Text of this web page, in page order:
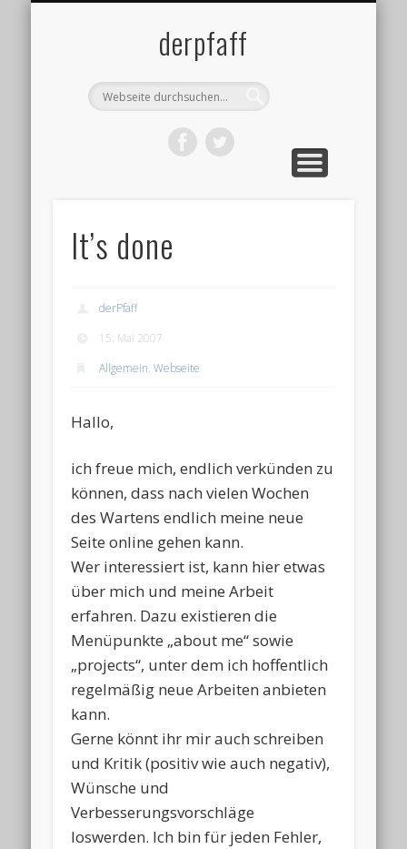
derpfaff
It’s done
derPfaff
15. Mai 2007
Allgemein,Webseite
Hallo,
ich freue mich, endlich verkünden zu
können, dass nach vielen Wochen
des Wartens endlich meine neue
Seite online gehen kann.
Wer interessiert ist, kann hier etwas
über mich und meine Arbeit
erfahren. Dazu existieren die
Menüpunkte „about me“ sowie
„projects“, unter dem ich hoffentlich
regelmäßig neue Arbeiten anbieten
kann.
Gerne könnt ihr mir auch schreiben
und Kritik (positiv wie auch negativ),
Wünsche und
Verbesserungsvorschläge
loswerden. Ich bin für jeden Fehler,